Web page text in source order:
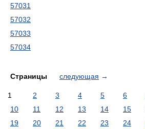
57031
57032
57033
57034
Страницы следующая →
1 2 3 4 5 6
10
11 12 13 14 15
19
20 21 22 23 24